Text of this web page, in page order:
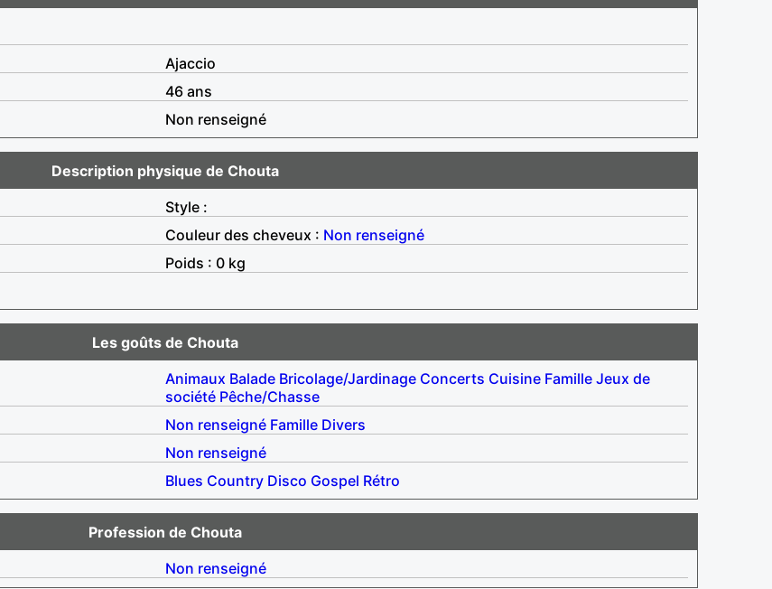
Ajaccio
46 ans
Non renseigné
Description physique de Chouta
Style :
Couleur des cheveux : Non renseigné
Poids : 0 kg
Les goûts de Chouta
Animaux Balade Bricolage/Jardinage Concerts Cuisine Famille Jeux de
société Pêche/Chasse
Non renseigné Famille Divers
Non renseigné
Blues Country Disco Gospel Rétro
Profession de Chouta
Non renseigné